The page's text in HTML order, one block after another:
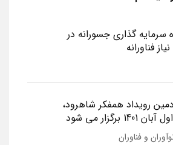
سرمایه گذاری جسورانه در
فناورانه
رویداد همفکر شاهرود،
برگزار می شود
و فناوران